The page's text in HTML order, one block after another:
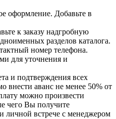
оформление. Добавьте в
к заказу надгробную
разделов каталога.
номер телефона.
для уточнения и
и подтверждения всех
внести аванс не менее 50% от
можно произвести
чего Вы получите
личной встрече с менеджером